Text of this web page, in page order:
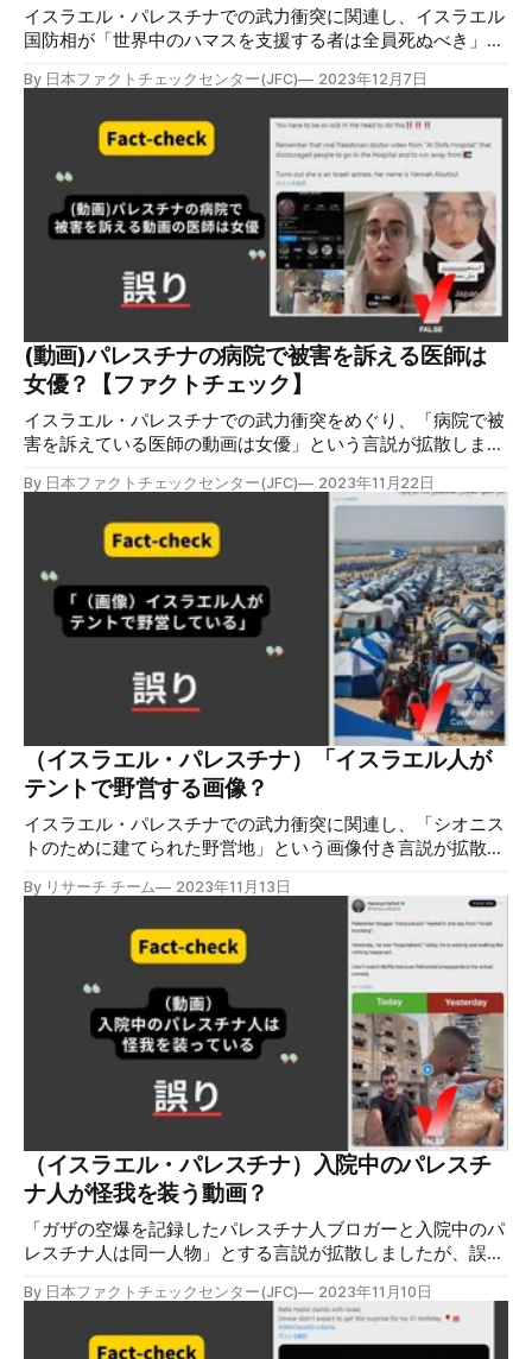
イスラエル・パレスチナでの武力衝突に関連し、イスラエル
国防相が「世界中のハマスを支援する者は全員死ぬべき」と
す。動画での発言を誤って翻訳したものです。 検証対象
言とする動画つき投稿が拡散した。投稿は大臣が「世界中の
すべてのパレスチナ・ハマスの支持者は、たとえ武器を持た
ず『スーツを着ている』人であっても全員死ぬべきだ」と語
ったと指摘した。 動画ではイスラエルのガラント国防相の
演説に英語通訳の音声が入っている。このポストは1100件以
上リポストされ、表示回数は21万件を超える。 検証過程 実
際に動画内でイスラエルのヨアブ・ガラント国防相が「世界
中のハマスを支援する者は全員死ぬべき」と発言しているか
から動画を引用している。英語の投稿には「BREAKING:
ISRAELI DEFENSE MINISTER SAYS ALL PEOPLE WHO
SUPPORT HAMAS SHO
By 日本ファクトチェックセンター(JFC) 2023年12月7日
(動画)パレスチナの病院で被害を訴える医師は
女優？【ファクトチェック】
イスラエル・パレスチナでの武力衝突をめぐり、「病院で被
害を訴えている医師の動画は女優」という言説が拡散しまし
しています。 検証対象 2023年11月14日に、X(旧Twitter)で
次のような画像付き投稿が拡散した。 「人々に病院に行く
ことや🇵🇸から逃げることを思いとどまらせた『アル・シフ
ァ病院』のパレスチナ人医師のビデオが話題になったことを
思い出してください。彼女はイスラエルの女優であることが
判明しました、彼女の名前はHannah Abutbulです」 この投
稿は11月22日現在、128万回以上の表示と、3.1万件以上のい
オ」とは、メガネを掛け、マスクを顎まで下げた医療関係者
風の女性が「病院を襲撃したハマスが燃料と薬品を盗んでい
る」などと語り、病院からの退避を促している動画だ。パレ
スチナ・ガザ地区にあるアル・シファ病院からの投稿とさ
れ、2023年11月以降、複数の投稿が拡散した(投稿例)。 検証
対象の言説は、この動画に出てくる女性が実はパレ
By 日本ファクトチェックセンター(JFC) 2023年11月22日
（イスラエル・パレスチナ）「イスラエル人が
テントで野営する画像？
イスラエル・パレスチナでの武力衝突に関連し、「シオニス
トのために建てられた野営地」という画像付き言説が拡散し
ような内容ですが、誤りです。この画像はAIで生成されたも
「シオニストのための最初の野営地が建てられた」などの言
説が画像とともに拡散した。画像には、砂地の上にイスラエ
ルの国旗と同じ青色と白色のテントが並び、ユダヤ人の象徴
とされる六芒星「ダビデの星」の紋様のついたテントも映っ
ている。 同じ画像を使った別のポストには、「イスラエル
は、南からハマスの、北からはヒズボラの圧迫を受けて戦争
に負けつつある」「イスラエル人の入植者たちは各地から避
難した」などのコメントがつき、イスラエル人がテント暮ら
しても、主要なメディアでこの写真を報道に使っているとこ
ろはない。 画像を確認すると、まず画面左側で風になびく
旗は、イスラエル国旗にも見えるが、中のダビデの星は形が
崩れている上、国旗であれ
By リサーチ チーム 2023年11月13日
（イスラエル・パレスチナ）入院中のパレスチ
ナ人が怪我を装う動画？
「ガザの空爆を記録したパレスチナ人ブロガーと入院中のパ
レスチナ人は同一人物」とする言説が拡散しましたが、誤り
ではありません。 検証対象 2023年10月27日、X（旧
Twitter）に「パレスチナ人のブロガーがイスラエルの空爆か
ら1日で奇跡の回復」というコメント付きの動画が投稿され
By 日本ファクトチェックセンター(JFC) 2023年11月10日